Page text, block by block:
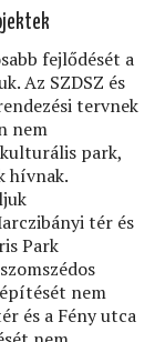
fejlődését a
Az SZDSZ és
tervnek
nem
park,
hívnak.
tér és
Park
nem
és a Fény utca